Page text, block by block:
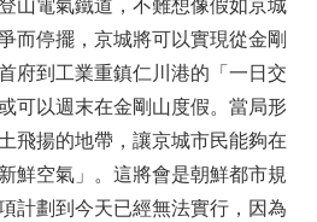
而停擺，京城將可以實現從金剛
府到工業重鎮仁川港的「一日交
可以週末在金剛山度假。當局形
飛揚的地帶，讓京城市民能夠在
鮮空氣」。這將會是朝鮮都市規
計劃到今天已經無法實行，因為